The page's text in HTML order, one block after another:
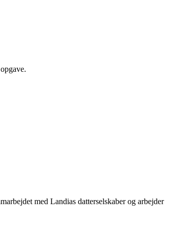
med Landias datterselskaber og arbejder